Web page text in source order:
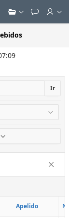
Ir
Apelido